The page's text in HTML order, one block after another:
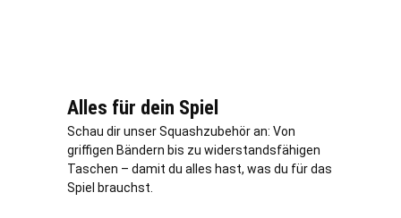
Alles für dein Spiel
Schau dir unser Squashzubehör an: Von
griffigen Bändern bis zu widerstandsfähigen
Taschen – damit du alles hast, was du für das
Spiel brauchst.